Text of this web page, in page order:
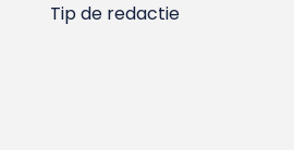
Tip de redactie